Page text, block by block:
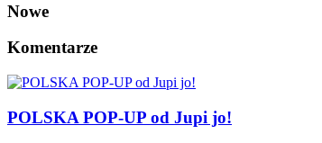
Nowe
Komentarze
POLSKA POP-UP od Jupi jo!